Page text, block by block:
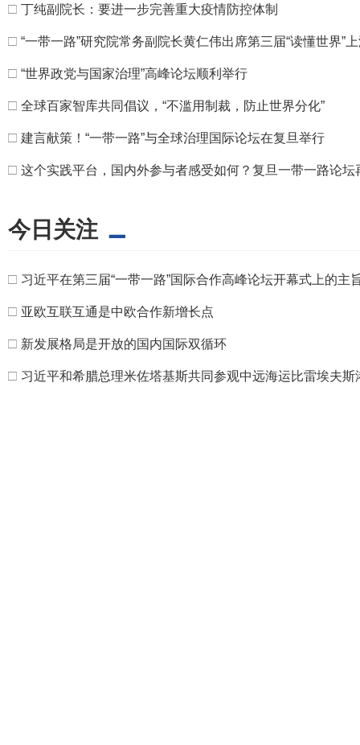
□ 丁纯副院长：要进一步完善重大疫情防控体制
□ “一带一路”研究院常务副院长黄仁伟出席第三届“读懂世界”
□ “世界政党与国家治理”高峰论坛顺利举行
□ 全球百家智库共同倡议，“不滥用制裁，防止世界分化”
□ 建言献策！“一带一路”与全球治理国际论坛在复旦举行
□ 这个实践平台，国内外参与者感受如何？复旦一带一路论坛
今日关注
□ 习近平在第三届“一带一路”国际合作高峰论坛开幕式上的主
□ 亚欧互联互通是中欧合作新增长点
□ 新发展格局是开放的国内国际双循环
□ 习近平和希腊总理米佐塔基斯共同参观中远海运比雷埃夫斯